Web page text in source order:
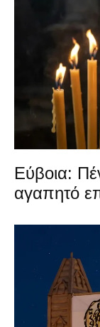
Εύβοια:
αγαπητό